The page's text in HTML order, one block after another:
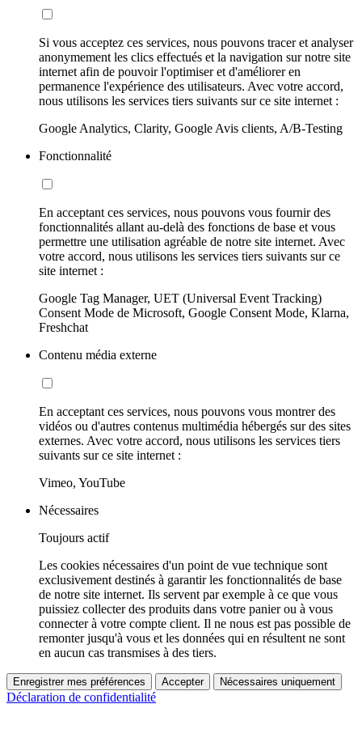
Si vous acceptez ces services, nous pouvons tracer et analyser
anonymement les clics effectués et la navigation sur notre site
internet afin de pouvoir l'optimiser et d'améliorer en
permanence l'expérience des utilisateurs. Avec votre accord,
nous utilisons les services tiers suivants sur ce site internet :
Google Analytics, Clarity, Google Avis clients, A/B-Testing
Fonctionnalité
En acceptant ces services, nous pouvons vous fournir des
fonctionnalités allant au-delà des fonctions de base et vous
permettre une utilisation agréable de notre site internet. Avec
votre accord, nous utilisons les services tiers suivants sur ce
site internet :
Google Tag Manager, UET (Universal Event Tracking)
Consent Mode de Microsoft, Google Consent Mode, Klarna,
Freshchat
Contenu média externe
En acceptant ces services, nous pouvons vous montrer des
vidéos ou d'autres contenus multimédia hébergés sur des sites
externes. Avec votre accord, nous utilisons les services tiers
suivants sur ce site internet :
Vimeo, YouTube
Nécessaires
Toujours actif
Les cookies nécessaires d'un point de vue technique sont
exclusivement destinés à garantir les fonctionnalités de base
de notre site internet. Ils servent par exemple à ce que vous
puissiez collecter des produits dans votre panier ou à vous
connecter à votre compte client. Il ne nous est pas possible de
remonter jusqu'à vous et les données qui en résultent ne sont
en aucun cas transmises à des tiers.
Enregistrer mes préférences Accepter Nécessaires uniquement
Déclaration de confidentialité